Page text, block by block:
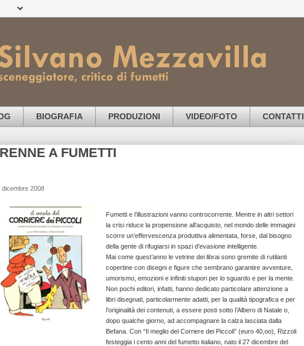
BIOGRAFIA PRODUZIONI VIDEO/FOTO CONTATTI
A FUMETTI
dicembre 2008
Fumetti e l’illustrazioni vanno controcorrente. Mentre in altri settori
la crisi riduce la propensione all’acquisto, nel mondo delle immagini
scorre un’effervescenza produttiva alimentata, forse, dal bisogno
della gente di rifugiarsi in spazi d’evasione intelligente.
Mai come quest’anno le vetrine dei librai sono gremite di rutilanti
copertine con disegni e figure che sembrano garantire avventure,
umorismo, emozioni e infiniti stupori per lo sguardo e per la mente.
Non pochi editori, infatti, hanno dedicato particolare attenzione a
libri disegnati, particolarmente adatti, per la qualità tipografica e per
l’originalità dei contenuti, a essere posti sotto l’Albero di Natale o,
dopo qualche giorno, ad accompagnare la calza lasciata dalla
Befana. Con “Il meglio del Corriere dei Piccoli” (euro 40,oo), Rizzoli
festeggia i cento anni del fumetto italiano, nato il 27 dicembre del